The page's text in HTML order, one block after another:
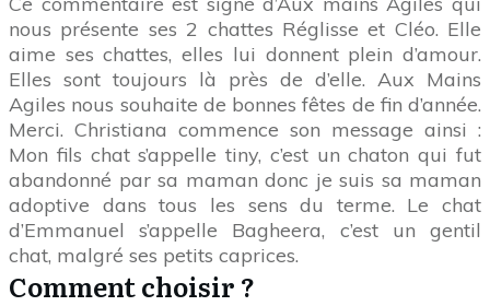
nous présente ses 2 chattes Réglisse et Cléo. Elle
aime ses chattes, elles lui donnent plein d’amour.
Elles sont toujours là près de d’elle. Aux Mains
Agiles nous souhaite de bonnes fêtes de fin d’année.
Merci. Christiana commence son message ainsi :
Mon fils chat s’appelle tiny, c’est un chaton qui fut
abandonné par sa maman donc je suis sa maman
adoptive dans tous les sens du terme. Le chat
d’Emmanuel s’appelle Bagheera, c’est un gentil
chat, malgré ses petits caprices.
Comment choisir ?